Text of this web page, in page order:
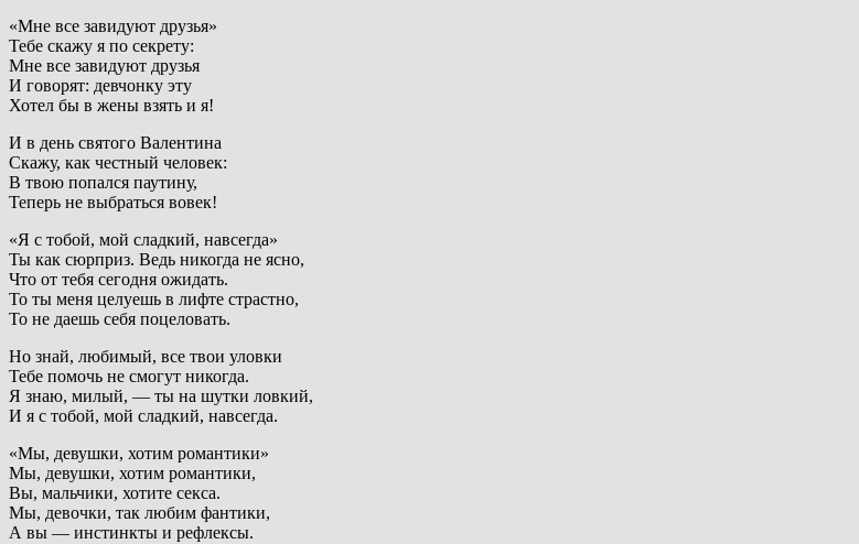
«Мне все завидуют друзья»
Тебе скажу я по секрету:
Мне все завидуют друзья
И говорят: девчонку эту
Хотел бы в жены взять и я!
И в день святого Валентина
Скажу, как честный человек:
В твою попался паутину,
Теперь не выбраться вовек!
«Я с тобой, мой сладкий, навсегда»
Ты как сюрприз. Ведь никогда не ясно,
Что от тебя сегодня ожидать.
То ты меня целуешь в лифте страстно,
То не даешь себя поцеловать.
Но знай, любимый, все твои уловки
Тебе помочь не смогут никогда.
Я знаю, милый, — ты на шутки ловкий,
И я с тобой, мой сладкий, навсегда.
«Мы, девушки, хотим романтики»
Мы, девушки, хотим романтики,
Вы, мальчики, хотите секса.
Мы, девочки, так любим фантики,
А вы — инстинкты и рефлексы.